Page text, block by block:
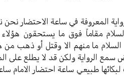
المعروفة في ساعة الاحتضار
السلام مقاماً فوق ما يستحقون
السلام ما منهم الا وقتل أو ذهب
سمع الرواية ولكن قد لا يطلع على
طبيعي ساعة احتضار الامام